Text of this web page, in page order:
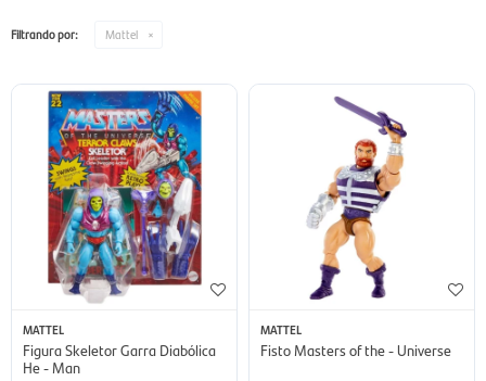
Filtrando por: Mattel
MATTEL
Figura Skeletor Garra Diabólica
He - Man
MATTEL
Fisto Masters of the - Universe